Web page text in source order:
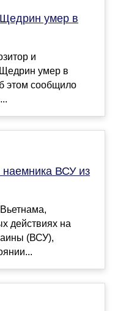
умер в
и
умер в
этом сообщило
ВСУ из
действиях на
(ВСУ),